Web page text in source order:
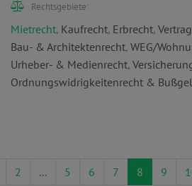
Rechtsgebiete:
Mietrecht, Kaufrecht, Erbrecht,
Bau- & Architektenrecht, WEG/
Urheber- & Medienrecht,
Ordnungswidrigkeitenrecht &
2 ... 5 6 7 8 9